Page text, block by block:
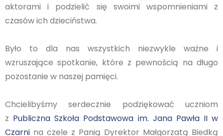
aktorami i podzielić się swoimi wspomnieniami z
czasów ich dzieciństwa.
Było to dla nas wszystkich niezwykle ważne i
wzruszające spotkanie, które z pewnością na długo
pozostanie w naszej pamięci.
Chcielibyśmy serdecznie podziękować uczniom
z Publiczna Szkoła Podstawowa im. Jana Pawła II w
Czarni na czele z Panią Dyrektor Małgorzatą Biedką